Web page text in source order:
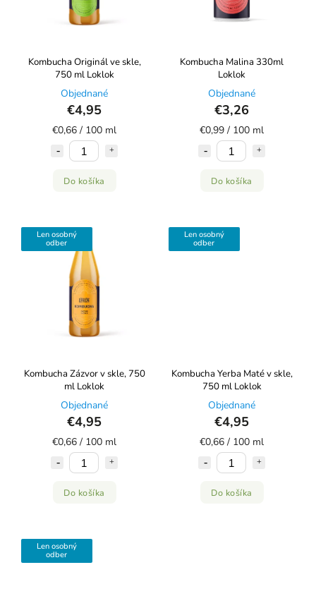
Kombucha Originál ve skle,
750 ml Loklok
Objednané
€4,95
€0,66 / 100 ml
Do košíka
Kombucha Malina 330ml
Loklok
Objednané
€3,26
€0,99 / 100 ml
Do košíka
Len osobný
odber
Kombucha Zázvor v skle, 750
ml Loklok
Objednané
€4,95
€0,66 / 100 ml
Do košíka
Len osobný
odber
Kombucha Yerba Maté v skle,
750 ml Loklok
Objednané
€4,95
€0,66 / 100 ml
Do košíka
Len osobný
odber